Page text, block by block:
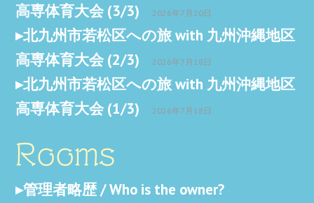
高専体育大会 (3/3)
2026年7月20日
北九州市若松区への旅 with 九州沖縄地区
高専体育大会 (2/3)
2026年7月18日
北九州市若松区への旅 with 九州沖縄地区
高専体育大会 (1/3)
2026年7月18日
Rooms
管理者略歴 / Who is the owner?